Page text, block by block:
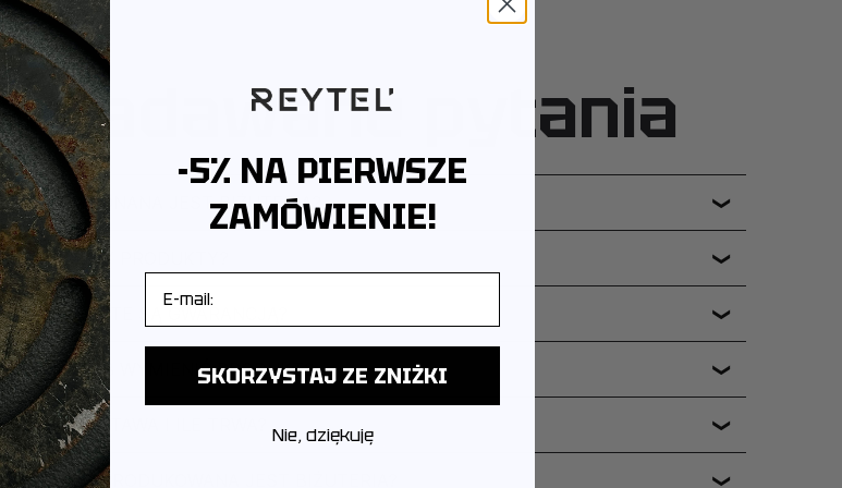
zadawane pytania
WYKONANA JEST BIŻUTERIA? ❯
PAKUJEMY PRODUKTY? ❯
OBJĘTE SĄ GWARANCJĄ? ❯
LUB WYMIENIĆ PRODUKT? ❯
DOSTAWA I ILE TRWA? ❯
I GDZIE PRODUKOWANA JEST BIŻUTERIA? ❯
-5% NA PIERWSZE
ZAMÓWIENIE!
SKORZYSTAJ ZE ZNIŻKI
Nie, dziękuję